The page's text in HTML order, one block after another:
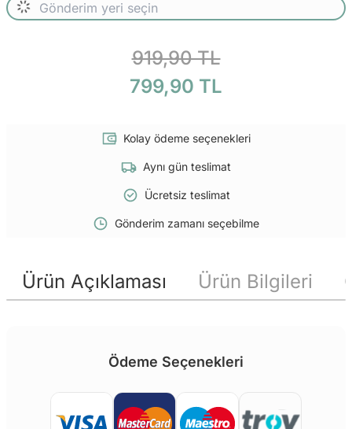
919,90 TL
799,90 TL
Kolay ödeme seçenekleri
Aynı gün teslimat
Ücretsiz teslimat
Gönderim zamanı seçebilme
Ürün Açıklaması Ürün Bilgileri
Ödeme Seçenekleri